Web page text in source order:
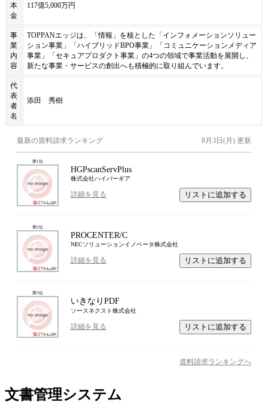
本
金
117億5,000万円
事
業
内
容
TOPPANエッジは、「情報」を核とした「インフォメーションソリュー
ション事業」「ハイブリッドBPO事業」「コミュニケーションメディア
事業」「セキュアプロダクト事業」の4つの領域で事業活動を展開し、
新たな事業・サービスの創出へも積極的に取り組んでいます。
代
表
者
名
添田 秀樹
最新の資料請求ランキング 8月3日(月) 更新
第1位
HGPscanServPlus
株式会社ハイパーギア
詳細を見る リストに追加する
第2位
PROCENTER/C
NECソリューションイノベータ株式会社
詳細を見る リストに追加する
第3位
いきなりPDF
ソースネクスト株式会社
詳細を見る リストに追加する
資料請求ランキングへ
文書管理システム